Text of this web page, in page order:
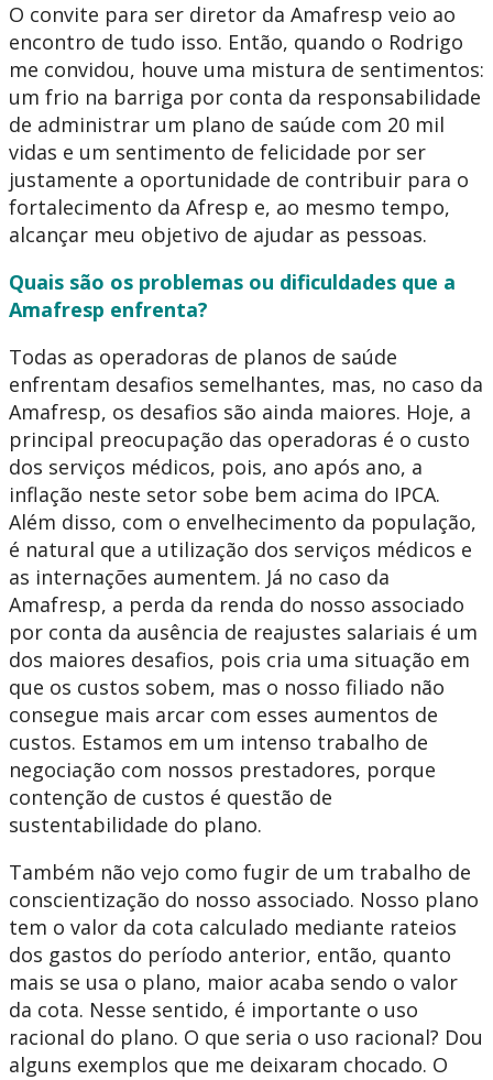
O convite para ser diretor da Amafresp veio ao
encontro de tudo isso. Então, quando o Rodrigo
me convidou, houve uma mistura de sentimentos:
um frio na barriga por conta da responsabilidade
de administrar um plano de saúde com 20 mil
vidas e um sentimento de felicidade por ser
justamente a oportunidade de contribuir para o
fortalecimento da Afresp e, ao mesmo tempo,
alcançar meu objetivo de ajudar as pessoas.
Quais são os problemas ou dificuldades que a
Amafresp enfrenta?
Todas as operadoras de planos de saúde
enfrentam desafios semelhantes, mas, no caso da
Amafresp, os desafios são ainda maiores. Hoje, a
principal preocupação das operadoras é o custo
dos serviços médicos, pois, ano após ano, a
inflação neste setor sobe bem acima do IPCA.
Além disso, com o envelhecimento da população,
é natural que a utilização dos serviços médicos e
as internações aumentem. Já no caso da
Amafresp, a perda da renda do nosso associado
por conta da ausência de reajustes salariais é um
dos maiores desafios, pois cria uma situação em
que os custos sobem, mas o nosso filiado não
consegue mais arcar com esses aumentos de
custos. Estamos em um intenso trabalho de
negociação com nossos prestadores, porque
contenção de custos é questão de
sustentabilidade do plano.
Também não vejo como fugir de um trabalho de
conscientização do nosso associado. Nosso plano
tem o valor da cota calculado mediante rateios
dos gastos do período anterior, então, quanto
mais se usa o plano, maior acaba sendo o valor
da cota. Nesse sentido, é importante o uso
racional do plano. O que seria o uso racional? Dou
alguns exemplos que me deixaram chocado. O